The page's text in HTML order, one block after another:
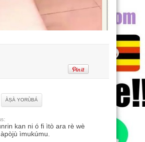
ÀṢÀ YORÙBÁ
kan ni ó fi ìtò ara rè wè
ìmukúmu.